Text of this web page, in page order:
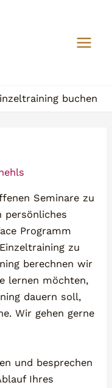
buchen
Seminare zu
persönliches
Programm
zu
berechnen wir
lernen möchten,
dauern soll,
Wir gehen gerne
und besprechen
Ihres